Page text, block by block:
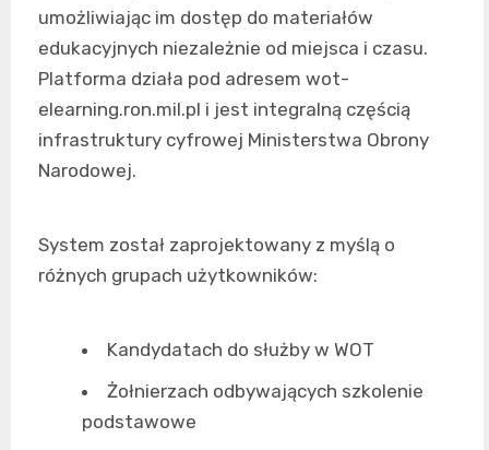
umożliwiając im dostęp do materiałów
edukacyjnych niezależnie od miejsca i czasu.
Platforma działa pod adresem wot-
elearning.ron.mil.pl i jest integralną częścią
infrastruktury cyfrowej Ministerstwa Obrony
Narodowej.
System został zaprojektowany z myślą o
różnych grupach użytkowników:
Kandydatach do służby w WOT
Żołnierzach odbywających szkolenie
podstawowe